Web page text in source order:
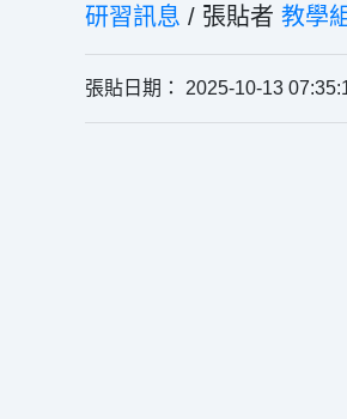
研習訊息 / 張貼者 教學
張貼日期： 2025-10-13